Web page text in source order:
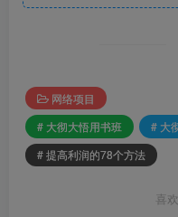
网络项目
# 大彻大悟用书班
# 大
# 提高利润的78个方法
喜